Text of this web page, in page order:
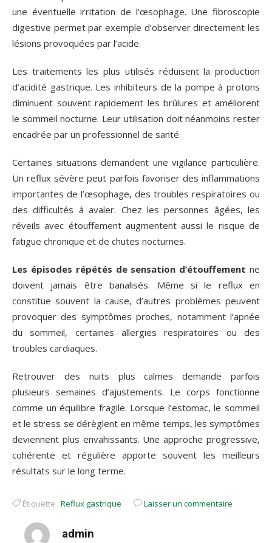
une éventuelle irritation de l’œsophage. Une fibroscopie
digestive permet par exemple d’observer directement les
lésions provoquées par l’acide.
Les traitements les plus utilisés réduisent la production
d’acidité gastrique. Les inhibiteurs de la pompe à protons
diminuent souvent rapidement les brûlures et améliorent
le sommeil nocturne. Leur utilisation doit néanmoins rester
encadrée par un professionnel de santé.
Certaines situations demandent une vigilance particulière.
Un reflux sévère peut parfois favoriser des inflammations
importantes de l’œsophage, des troubles respiratoires ou
des difficultés à avaler. Chez les personnes âgées, les
réveils avec étouffement augmentent aussi le risque de
fatigue chronique et de chutes nocturnes.
Les épisodes répétés de sensation d’étouffement ne
doivent jamais être banalisés. Même si le reflux en
constitue souvent la cause, d’autres problèmes peuvent
provoquer des symptômes proches, notamment l’apnée
du sommeil, certaines allergies respiratoires ou des
troubles cardiaques.
Retrouver des nuits plus calmes demande parfois
plusieurs semaines d’ajustements. Le corps fonctionne
comme un équilibre fragile. Lorsque l’estomac, le sommeil
et le stress se dérèglent en même temps, les symptômes
deviennent plus envahissants. Une approche progressive,
cohérente et régulière apporte souvent les meilleurs
résultats sur le long terme.
Étiquette : Reflux gastrique Laisser un commentaire
admin